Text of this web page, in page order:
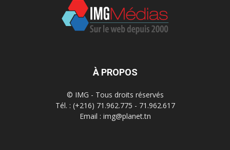
À PROPOS
© IMG - Tous droits réservés
Tél. : (+216) 71.962.775 - 71.962.617
Email : img@planet.tn